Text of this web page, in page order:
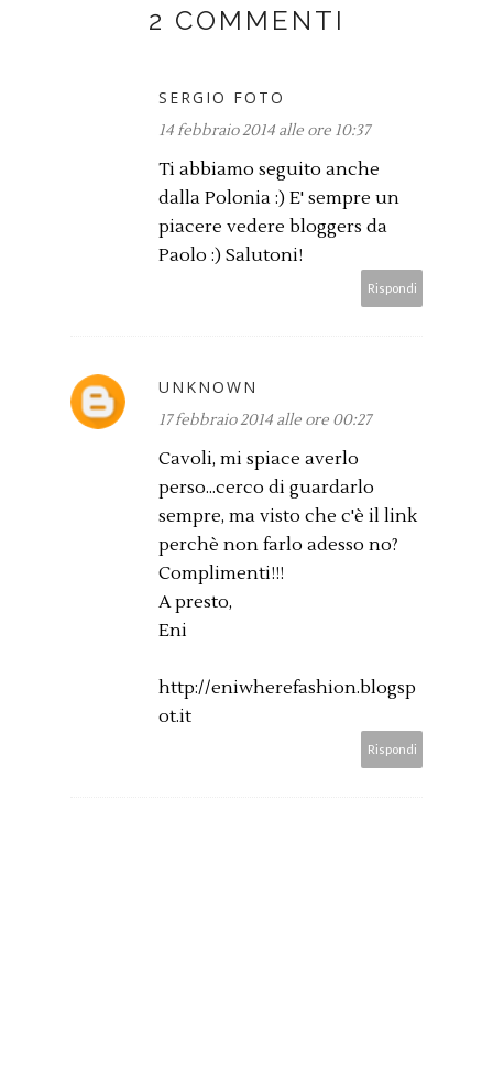
2 COMMENTI
SERGIO FOTO
14 febbraio 2014 alle ore 10:37
Ti abbiamo seguito anche
dalla Polonia :) E' sempre un
piacere vedere bloggers da
Paolo :) Salutoni!
Rispondi
UNKNOWN
17 febbraio 2014 alle ore 00:27
Cavoli, mi spiace averlo
perso...cerco di guardarlo
sempre, ma visto che c'è il link
perchè non farlo adesso no?
Complimenti!!!
A presto,
Eni
http://eniwherefashion.blogsp
ot.it
Rispondi